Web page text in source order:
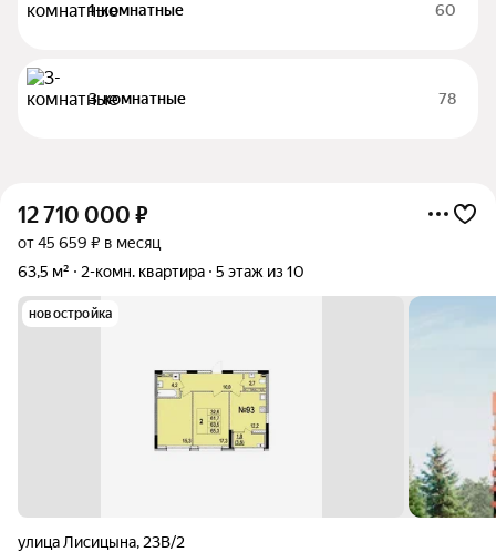
1-комнатные 60
3-комнатные 78
12 710 000 ₽
от 45 659 ₽ в месяц
63,5 м²
2-комн. квартира 5 этаж из 10
новостройка
улица Лисицына, 23В/2